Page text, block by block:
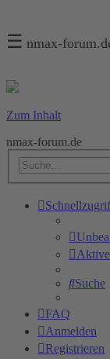
☰ nmax-
Zum Inhalt
nmax-forum.de
Suche
FAQ
Anmelden
Registrieren